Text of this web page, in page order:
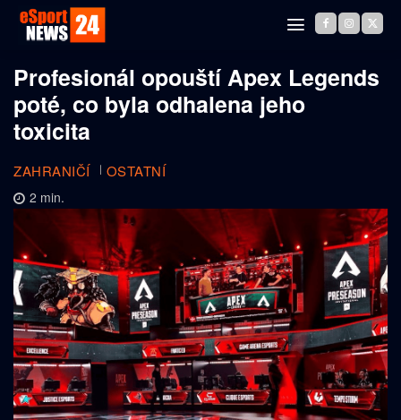
Profesionál opouští Apex Legends
poté, co byla odhalena jeho
toxicita
ZAHRANIČÍ OSTATNÍ
2 min.